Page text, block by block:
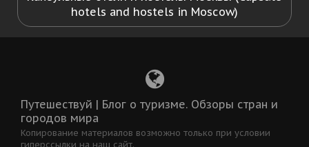
hotels and hostels in Moscow)
Путешествуй | Блог о туризме. Обзоры стран и
городов мира
Копирование материалов возможно только при условии